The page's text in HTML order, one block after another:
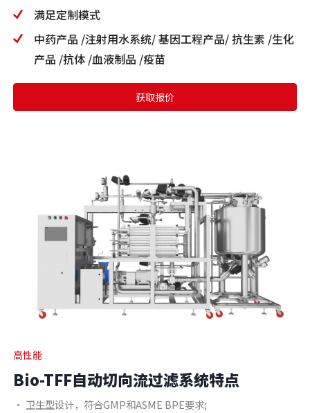
满足定制模式
中药产品 /注射用水系统/ 基因工程产品/ 抗生素 /生化
产品 /抗体 /血液制品 /疫苗
获取报价
高性能
Bio-TFF自动切向流过滤系统特点
• 卫生型设计，符合GMP和ASME BPE要求;